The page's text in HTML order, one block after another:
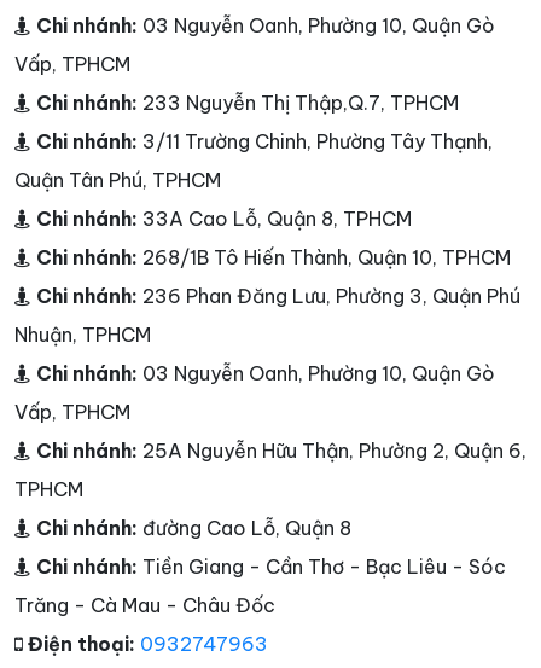
Chi nhánh: 03 Nguyễn Oanh, Phường 10, Quận Gò
Vấp, TPHCM
Chi nhánh: 233 Nguyễn Thị Thập,Q.7, TPHCM
Chi nhánh: 3/11 Trường Chinh, Phường Tây Thạnh,
Quận Tân Phú, TPHCM
Chi nhánh: 33A Cao Lỗ, Quận 8, TPHCM
Chi nhánh: 268/1B Tô Hiến Thành, Quận 10, TPHCM
Chi nhánh: 236 Phan Đăng Lưu, Phường 3, Quận Phú
Nhuận, TPHCM
Chi nhánh: 03 Nguyễn Oanh, Phường 10, Quận Gò
Vấp, TPHCM
Chi nhánh: 25A Nguyễn Hữu Thận, Phường 2, Quận 6,
TPHCM
Chi nhánh: đường Cao Lỗ, Quận 8
Chi nhánh: Tiền Giang - Cần Thơ - Bạc Liêu - Sóc
Trăng - Cà Mau - Châu Đốc
Điện thoại: 0932747963